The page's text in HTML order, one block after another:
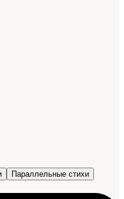
Параллельные стихи